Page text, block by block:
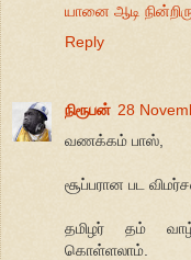
யானை ஆடி
Reply
நிரூபன் 28
வணக்கம் பாஸ்,
சூப்பரான பட
தமிழர் தம்
கொள்ளலாம்.